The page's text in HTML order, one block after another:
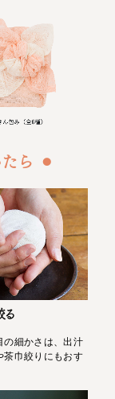
ら ⚫︎
る
の細かさは、出汁
茶巾絞りにもおす